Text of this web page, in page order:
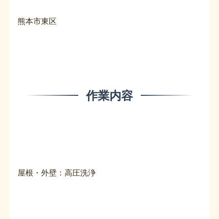
熊本市東区
作業内容
屋根・外壁：高圧洗浄